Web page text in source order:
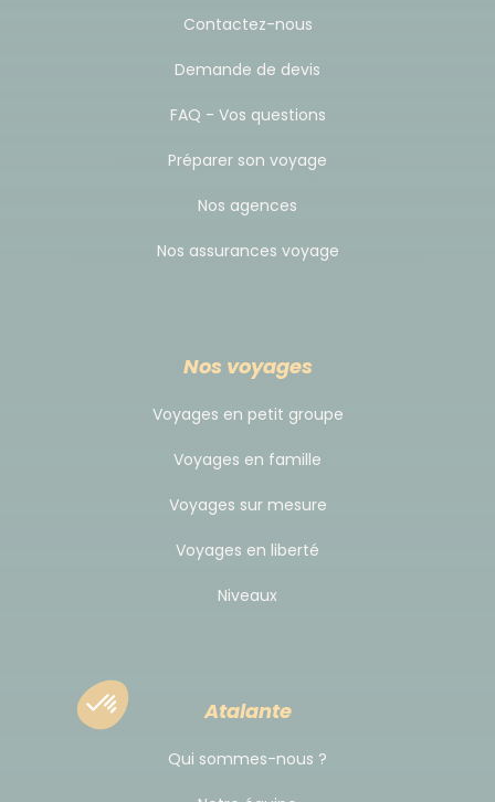
Contactez-nous
Demande de devis
FAQ - Vos questions
Préparer son voyage
Nos agences
Nos assurances voyage
Nos voyages
Voyages en petit groupe
Voyages en famille
Voyages sur mesure
Voyages en liberté
Niveaux
Atalante
Qui sommes-nous ?